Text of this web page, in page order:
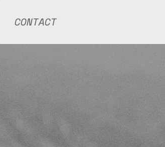
CONTACT